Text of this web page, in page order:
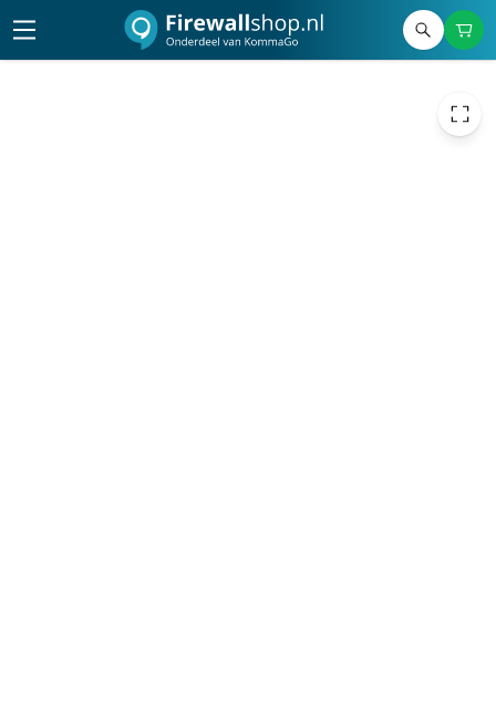
excl. btw
incl. btw